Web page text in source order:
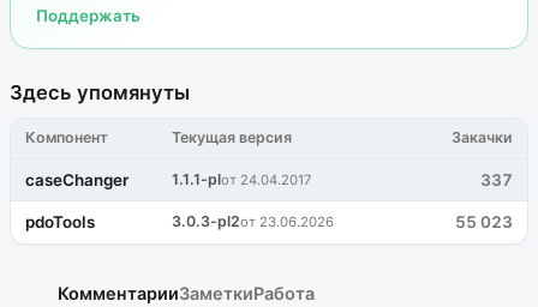
Поддержать
Здесь упомянуты
Компонент Текущая версия Закачки
caseChanger 1.1.1-plот 24.04.2017 337
pdoTools 3.0.3-pl2от 23.06.2026 55 023
КомментарииЗаметкиРабота